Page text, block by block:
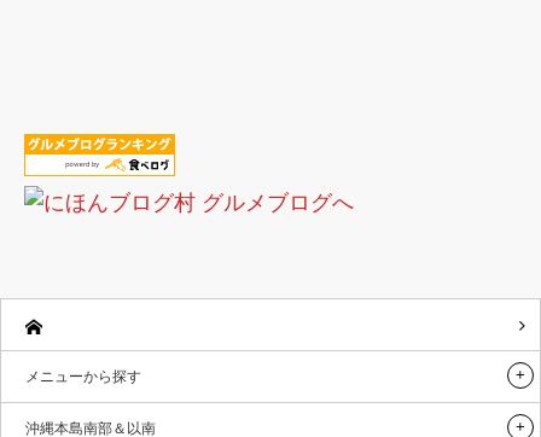
メニューから探す
沖縄本島南部＆以南